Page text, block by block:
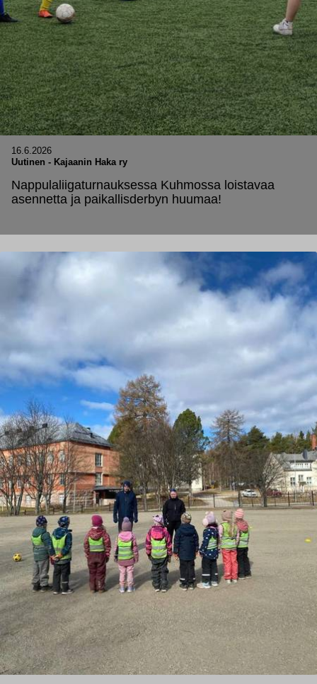
16.6.2026
Uutinen - Kajaanin Haka ry
Nappulaliigaturnauksessa Kuhmossa loistavaa
asennetta ja paikallisderbyn huumaa!